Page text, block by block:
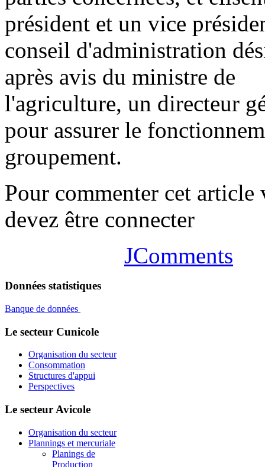
président et un vice
conseil d'administration
après avis du ministre de
l'agriculture, un directeur
pour assurer le
groupement.
Pour commenter cet article
devez être connecter
JComments
Données statistiques
Banque de données
Le secteur Cunicole
Organisation du secteur
Consommation
Structures d'appui
Perspectives
Le secteur Avicole
Organisation du secteur
Plannings et mercuriale
Planings de
Production